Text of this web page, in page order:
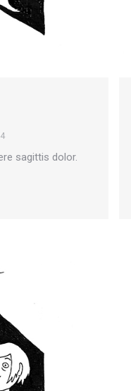
sagittis dolor.